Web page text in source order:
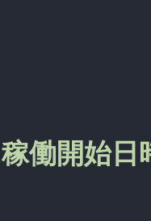
働開始日